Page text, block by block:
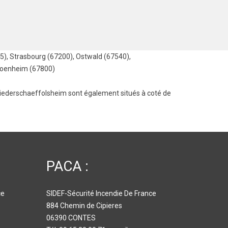
, Strasbourg (67200), Ostwald (67540),
(67800)
sont également situés à coté de
PACA :
SIDEF-Sécurité Incendie De France
884 Chemin de Cipieres
06390 CONTES